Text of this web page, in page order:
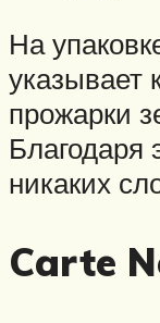
На
указывает
прожарки
Благодаря
никаких
Carte